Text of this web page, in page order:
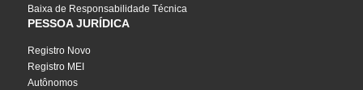
Baixa de Responsabilidade Técnica
PESSOA JURÍDICA
Registro Novo
Registro MEI
Autônomos